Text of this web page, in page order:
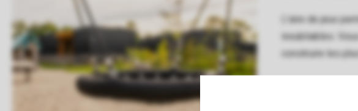
L'aire de jeux
inoubliables.
construire les